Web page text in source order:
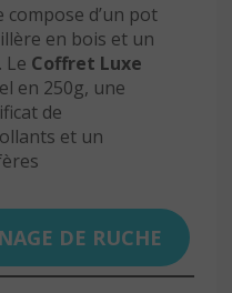
compose d’un pot
en bois et un
Le Coffret Luxe
en 250g, une
de
et un
DE RUCHE